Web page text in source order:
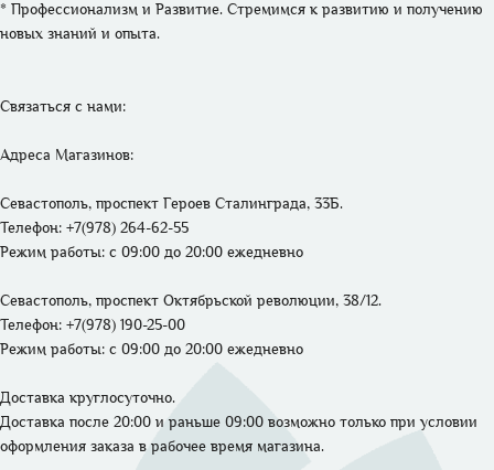
* Профессионализм и Развитие. Стремимся к развитию и получению
новых знаний и опыта.
Связаться с нами:
Адреса Магазинов:
Севастополь, проспект Героев Сталинграда, 33Б.
Телефон: +7(978) 264-62-55
Режим работы: с 09:00 до 20:00 ежедневно
Севастополь, проспект Октябрьской революции, 38/12.
Телефон: +7(978) 190-25-00
Режим работы: с 09:00 до 20:00 ежедневно
Доставка круглосуточно.
Доставка после 20:00 и раньше 09:00 возможно только при условии
оформления заказа в рабочее время магазина.